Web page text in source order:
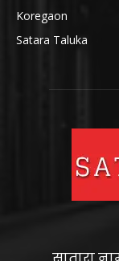
Koregaon
Satara Taluka